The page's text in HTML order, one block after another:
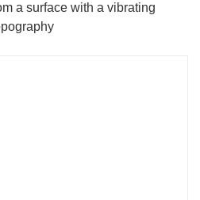
a surface with a vibrating